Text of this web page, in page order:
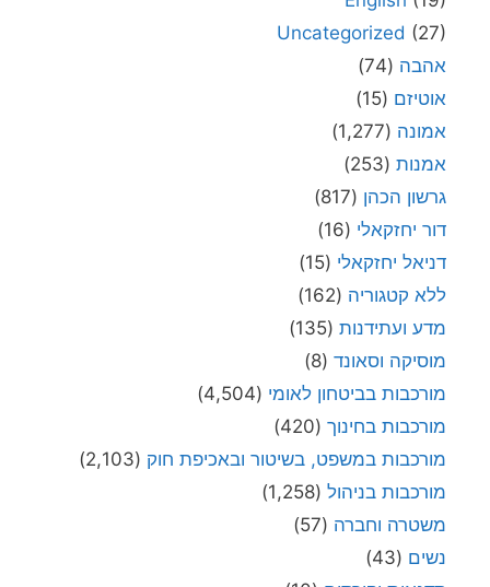
Uncategorized (27)
אהבה (74)
אוטיזם (15)
אמונה (1,277)
אמנות (253)
גרשון הכהן (817)
דור יחזקאלי (16)
דניאל יחזקאלי (15)
ללא קטגוריה (162)
מדע ועתידנות (135)
מוסיקה וסאונד (8)
מורכבות בביטחון לאומי (4,504)
מורכבות בחינוך (420)
מורכבות במשפט, בשיטור ובאכיפת חוק (2,103)
מורכבות בניהול (1,258)
משטרה וחברה (57)
נשים (43)